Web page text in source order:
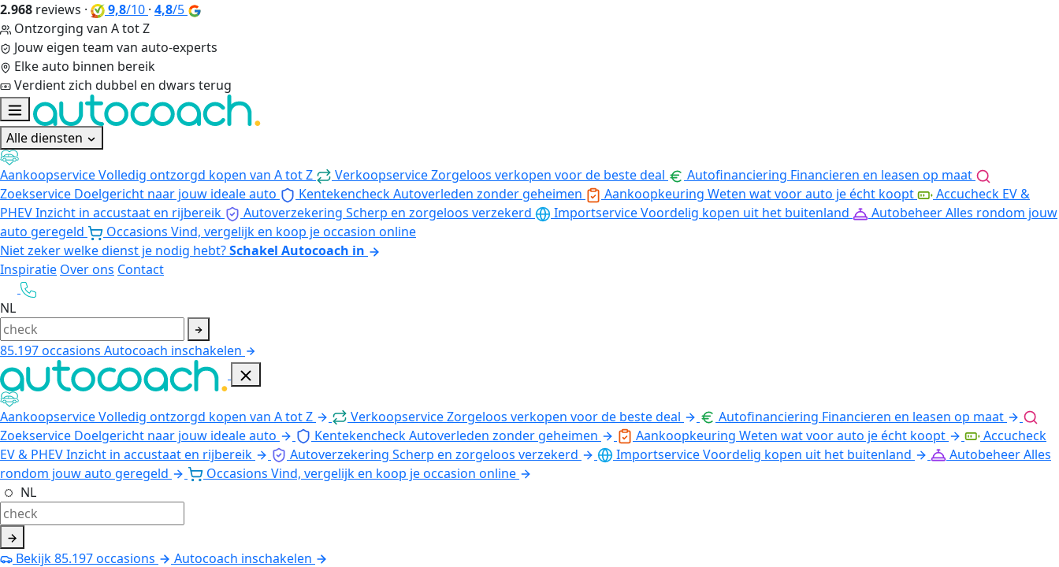
2.968 reviews · 9,8/10 · 4,8/5
Ontzorging van A tot Z
Jouw eigen team van auto-experts
Elke auto binnen bereik
Verdient zich dubbel en dwars terug
Alle diensten
AankoopserviceVolledig ontzorgd kopen van A tot Z VerkoopserviceZorgeloos verkopen voor de beste deal Autofinanciering Financieren en leasen op maat
Zoekservice Doelgericht naar jouw ideale auto KentekencheckAutoverleden zonder geheimen Aankoopkeuring Weten wat voor auto je écht koopt
Accucheck EV &
PHEVInzicht in accustaat en rijbereik Autoverzekering Scherp en zorgeloos verzekerd ImportserviceVoordelig kopen uit het buitenland AutobeheerAlles rondom jouw
auto geregeld
Occasions Vind, vergelijk en koop je occasion online
Niet zeker welke dienst je nodig hebt?Schakel Autocoach in
Inspiratie Over ons Contact
NL
85.197occasions Autocoach inschakelen
AankoopserviceVolledig ontzorgd kopen van A tot Z VerkoopserviceZorgeloos verkopen voor de beste deal Autofinanciering Financieren en leasen op maat
Zoekservice Doelgericht naar jouw ideale auto KentekencheckAutoverleden zonder geheimen Aankoopkeuring Weten wat voor auto je écht koopt
Accucheck
EV & PHEVInzicht in accustaat en rijbereik Autoverzekering Scherp en zorgeloos verzekerd ImportserviceVoordelig kopen uit het buitenland AutobeheerAlles
rondom jouw auto geregeld
Occasions Vind, vergelijk en koop je occasion online
NL
Bekijk85.197occasions
Autocoach inschakelen